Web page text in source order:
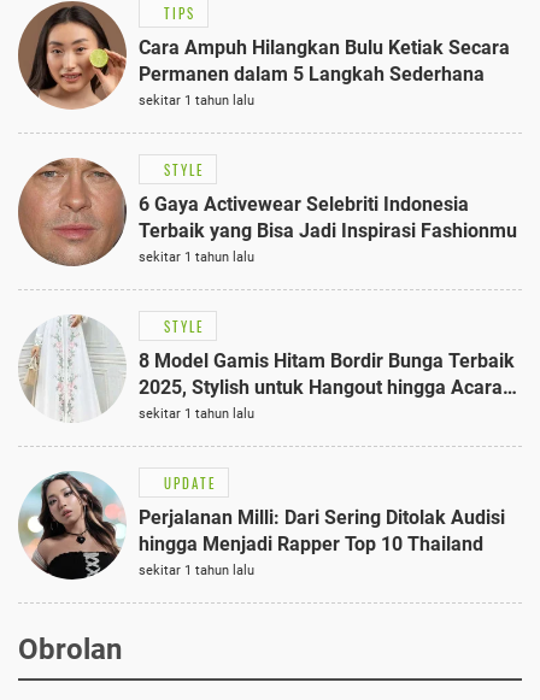
TIPS
Cara Ampuh Hilangkan Bulu Ketiak Secara
Permanen dalam 5 Langkah Sederhana
sekitar 1 tahun lalu
STYLE
6 Gaya Activewear Selebriti Indonesia
Terbaik yang Bisa Jadi Inspirasi Fashionmu
sekitar 1 tahun lalu
STYLE
8 Model Gamis Hitam Bordir Bunga Terbaik
2025, Stylish untuk Hangout hingga Acara
Semi-Formal
sekitar 1 tahun lalu
UPDATE
Perjalanan Milli: Dari Sering Ditolak Audisi
hingga Menjadi Rapper Top 10 Thailand
sekitar 1 tahun lalu
Obrolan